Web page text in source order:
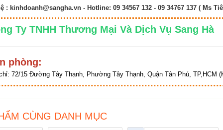
: kinhdoanh@sangha.vn- Hotline: 09 34567 132 - 09 34767 137 ( Ms
Ty TNHH Thương Mại Và Dịch Vụ Sang
phòng:
72/15 Đường Tây Thạnh, Phường Tây Thạnh, Quận Tân Phú, TP,HCM
CÙNG DANH MỤC